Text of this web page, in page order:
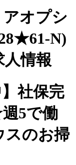
オプシ
N)
情報
】社保完
5で働
のお掃